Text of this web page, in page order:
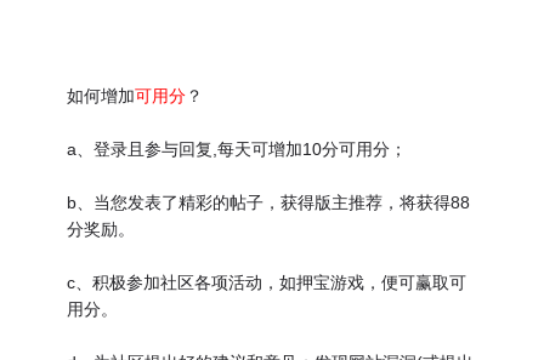
如何增加可用分 ？
a、登录且参与回复,每天可增加10分可用分；
b、当您发表了精彩的帖子，获得版主推荐，将获得88
分奖励。
c、积极参加社区各项活动，如押宝游戏，便可赢取可
用分。